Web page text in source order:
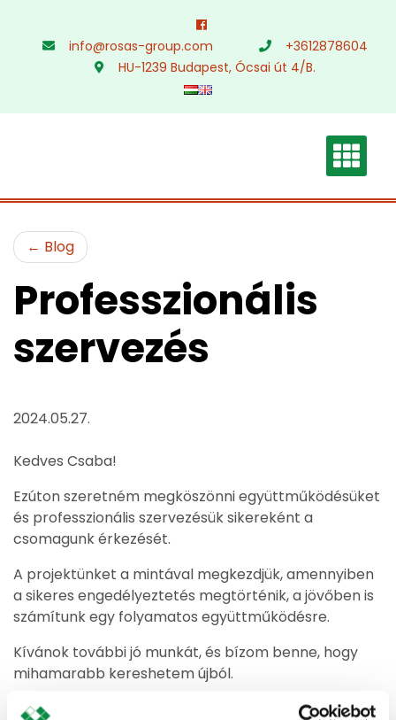
content
info@rosas-group.com
+3612878604
HU-1239 Budapest, Ócsai út 4/B.
Blog
Professzionális
szervezés
2024.05.27.
Kedves Csaba!
Ezúton szeretném megköszönni együttműködésüket
és professzionális szervezésük sikereként a
csomagunk érkezését.
A projektünket a mintával megkezdjük, amennyiben
a sikeres engedélyeztetés megtörténik, a jövőben is
számítunk egy folyamatos együttműködésre.
Kívánok további jó munkát, és bízom benne, hogy
mihamarabb kereshetem újból.